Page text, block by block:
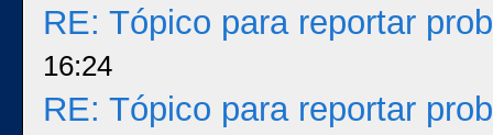
RE: Tópico para reportar
16:24
RE: Tópico para reportar